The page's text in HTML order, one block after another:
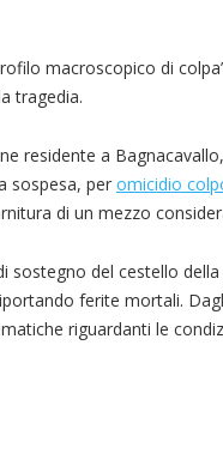
macroscopico di
tragedia.
residente a
sospesa, per omicidio
di un mezzo
sostegno del cestello
ferite mortali.
riguardanti le